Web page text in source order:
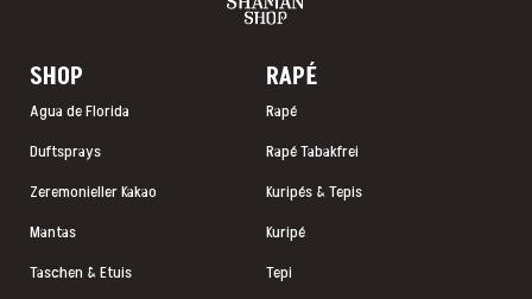
SHOP
Agua de Florida
Duftsprays
Zeremonieller Kakao
Mantas
Taschen & Etuis
RAPÉ
Rapé
Rapé Tabakfrei
Kuripés & Tepis
Kuripé
Tepi